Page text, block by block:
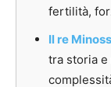
fertilità,
Il re
tra storia